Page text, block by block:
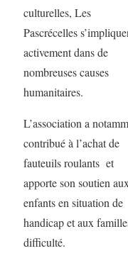
culturelles, Les
Pascrécelles
activement dans de
nombreuses causes
humanitaires.
L’association a
contribué à l’achat de
fauteuils roulants et
apporte son soutien aux
enfants en situation de
handicap et aux
difficulté.